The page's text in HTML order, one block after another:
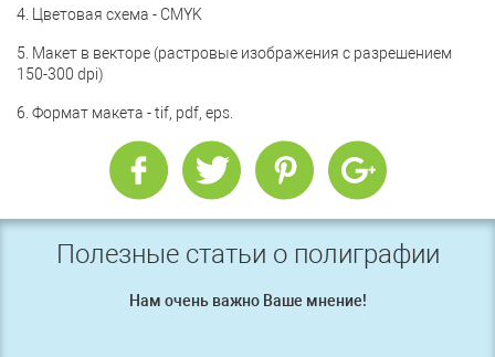
4. Цветовая схема - CMYK
5. Макет в векторе (растровые изображения с разрешением
150-300 dpi)
6. Формат макета - tif, pdf, eps.
Полезные статьи о полиграфии
Нам очень важно Ваше мнение!